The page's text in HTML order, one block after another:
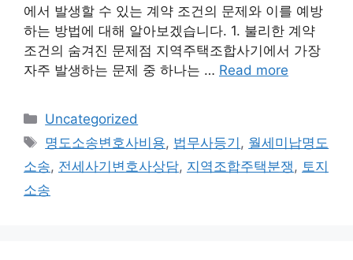
에서 발생할 수 있는 계약 조건의 문제와 이를 예방
하는 방법에 대해 알아보겠습니다. 1. 불리한 계약
조건의 숨겨진 문제점 지역주택조합사기에서 가장
자주 발생하는 문제 중 하나는 … Read more
Categories
Uncategorized
Tags
명도소송변호사비용, 법무사등기 , 월세미납명도
소송, 전세사기변호사상담, 지역조합주택분쟁, 토지
소송